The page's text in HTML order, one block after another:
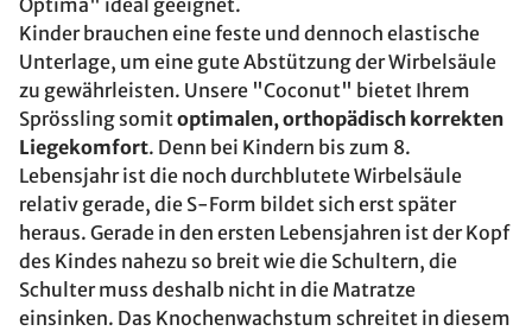
Optima" ideal geeignet.
Kinder brauchen eine feste und dennoch elastische
Unterlage, um eine gute Abstützung der Wirbelsäule
zu gewährleisten. Unsere "Coconut" bietet Ihrem
Sprössling somitoptimalen, orthopädisch korrekten
Liegekomfort. Denn bei Kindern bis zum 8.
Lebensjahr ist die noch durchblutete Wirbelsäule
relativ gerade, die S-Form bildet sich erst später
heraus. Gerade in den ersten Lebensjahren ist der Kopf
des Kindes nahezu so breit wie die Schultern, die
Schulter muss deshalb nicht in die Matratze
einsinken. Das Knochenwachstum schreitet in diesem